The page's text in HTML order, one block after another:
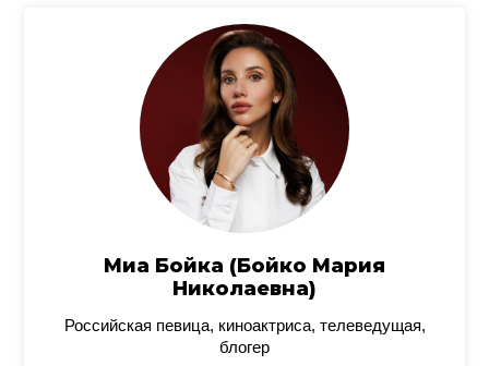
Миа Бойка (Бойко Мария
Николаевна)
Российская певица, киноактриса, телеведущая,
блогер